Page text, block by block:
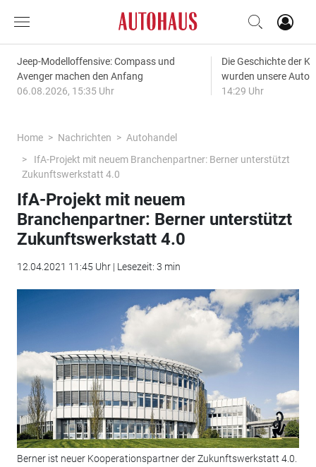
Jeep-Modelloffensive: Compass und
Avenger machen den Anfang
06.08.2026, 15:35 Uhr
Die Geschichte der
wurden unsere
14:29 Uhr
Home Nachrichten
Autohandel
IfA-Projekt mit neuem Branchenpartner: Berner unterstützt
Zukunftswerkstatt 4.0
IfA-Projekt mit neuem
Branchenpartner: Berner unterstützt
Zukunftswerkstatt 4.0
12.04.2021 11:45 Uhr | Lesezeit: 3 min
Berner ist neuer Kooperationspartner der Zukunftswerkstatt 4.0.